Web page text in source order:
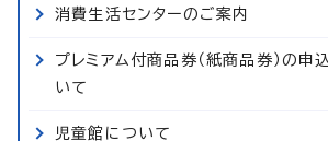
消費生活センターのご案内
プレミアム付商品券（紙商品券）の申
いて
児童館について